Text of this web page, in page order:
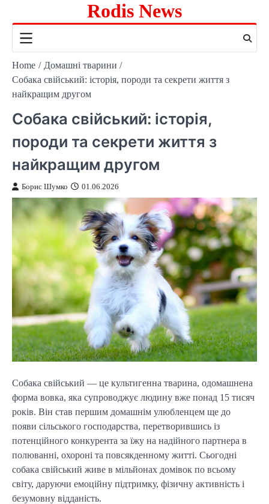
content
Rodis News
Home
Домашні тварини
Собака свійський: історія, породи та секрети життя з
найкращим другом
Собака свійський: історія,
породи та секрети життя з
найкращим другом
Борис Шумко 01.06.2026
Собака свійський — це культигенна тварина, одомашнена
форма вовка, яка супроводжує людину вже понад 15 тисяч
років. Він став першим домашнім улюбленцем ще до
появи сільського господарства, перетворившись із
потенційного конкурента за їжу на надійного партнера в
полюванні, охороні та повсякденному житті. Сьогодні
собака свійський живе в мільйонах домівок по всьому
світу, даруючи емоційну підтримку, фізичну активність і
безумовну відданість.